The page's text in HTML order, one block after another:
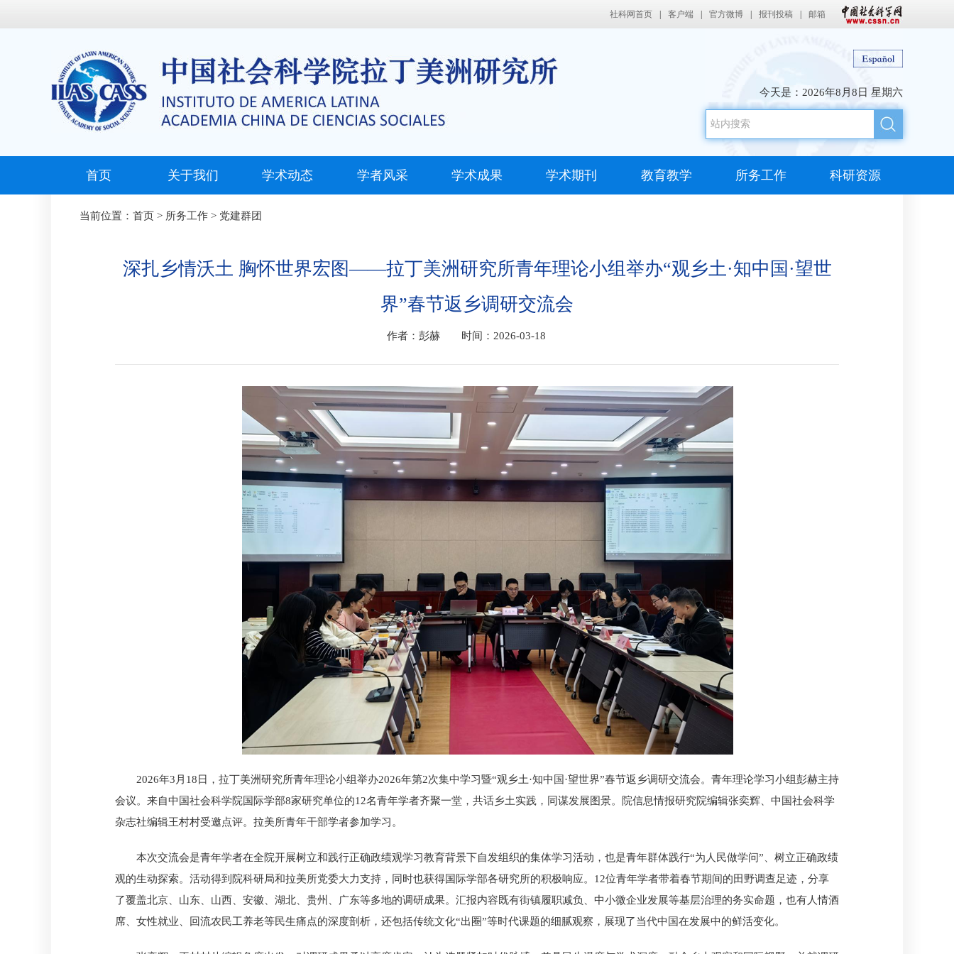
社科网首页 客户端 官方微博 报刊投稿 邮箱
今天是： 2026年8月8日 星期六
首页 关于我们 学术动态 学者风采 学术成果 学术期刊 教育教学 所务工作 科研资源
当前位置： 首页 > 所务工作 > 党建群团
深扎乡情沃土 胸怀世界宏图——拉丁美洲研究所青年理论小组举办“观乡土·知中国·望世
界”春节返乡调研交流会
作者：彭赫 时间：2026-03-18
2026年3月18日，拉丁美洲研究所青年理论小组举办2026年第2次集中学习暨“观乡土·知中国·望世界”春节返乡调研交流会。青年理论学习小组彭赫主持
会议。来自中国社会科学院国际学部8家研究单位的12名青年学者齐聚一堂，共话乡土实践，同谋发展图景。院信息情报研究院编辑张奕辉、中国社会科学
杂志社编辑王村村受邀点评。拉美所青年干部学者参加学习。
本次交流会是青年学者在全院开展树立和践行正确政绩观学习教育背景下自发组织的集体学习活动，也是青年群体践行“为人民做学问”、树立正确政绩
观的生动探索。活动得到院科研局和拉美所党委大力支持，同时也获得国际学部各研究所的积极响应。12位青年学者带着春节期间的田野调查足迹，分享
了覆盖北京、山东、山西、安徽、湖北、贵州、广东等多地的调研成果。汇报内容既有街镇履职减负、中小微企业发展等基层治理的务实命题，也有人情酒
席、女性就业、回流农民工养老等民生痛点的深度剖析，还包括传统文化“出圈”等时代课题的细腻观察，展现了当代中国在发展中的鲜活变化。